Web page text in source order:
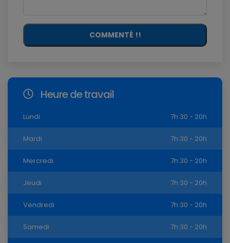
COMMENTÉ !!
Heure de travail
Lundi 7h:30 - 20h
Mardi 7h:30 - 20h
Mercredi 7h:30 - 20h
Jeudi 7h:30 - 20h
Vendredi 7h:30 - 20h
Samedi 7h:30 - 20h